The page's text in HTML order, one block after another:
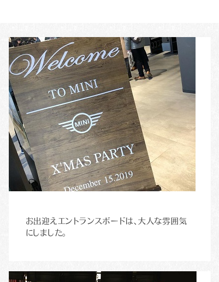
お出迎えエントランスボードは、大人な雰囲気
にしました。